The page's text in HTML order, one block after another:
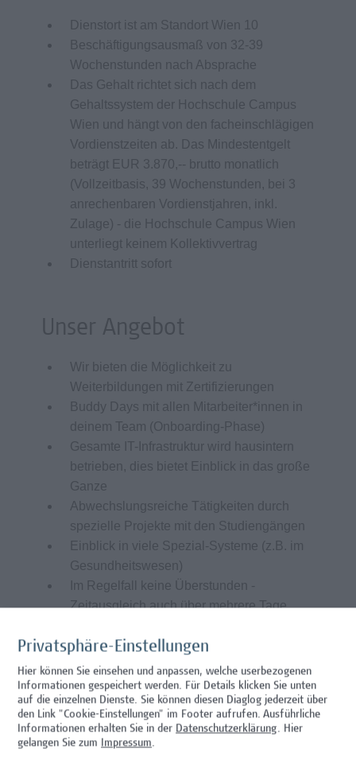
Dienstort ist am Standort Wien 10
Beschäftigungsausmaß von 32-39
Wochenstunden nach Absprache
Das Gehalt richtet sich nach dem
Gehaltssystem der Hochschule Campus
Wien und hängt von den facheinschlägigen
Vordienstzeiten ab. Das Mindestentgelt
beträgt EUR 3.870,-- brutto monatlich
(Vollzeitbasis, 39 Wochenstunden, bei 3
anrechenbaren Vordienstjahren, inkl.
Zulage) - die Hochschule Campus Wien
unterliegt keinem Kollektivvertrag
Dienstantritt sofort
Unser Angebot
Wir bieten die Möglichkeit zu
Weiterbildungen mit Zertifizierungen
Buddy Days mit allen Mitarbeiter*innen in
deinem Team (Onboarding-Phase)
Gesamte IT-Infrastruktur wird hausintern
betrieben, dies bietet Einblick in das große
Ganze
Abwechslungsreiche Tätigkeiten durch
spezielle Projekte mit den Studiengängen
Einblick in viele Spezial-Systeme (z.B. im
Gesundheitswesen)
Im Regelfall keine Überstunden -
Zeitausgleich auch über mehrere Tage
Möglichkeit zu 3 Wochen durchgehendem
Urlaub
Arbeitsplatz im 10. Bezirk ist optimal
öffentlich, mit Auto oder Fahrrad erreichbar
(Garagenplätze vorhanden)
Lebensmittelgutscheine und
Privatsphäre-Einstellungen
Hier können Sie einsehen und anpassen, welche userbezogenen
Informationen gespeichert werden. Für Details klicken Sie unten
auf die einzelnen Dienste. Sie können diesen Diaglog jederzeit über
den Link "Cookie-Einstellungen" im Footer aufrufen. Ausführliche
Informationen erhalten Sie in der Datenschutzerklärung. Hier
gelangen Sie zum Impressum.